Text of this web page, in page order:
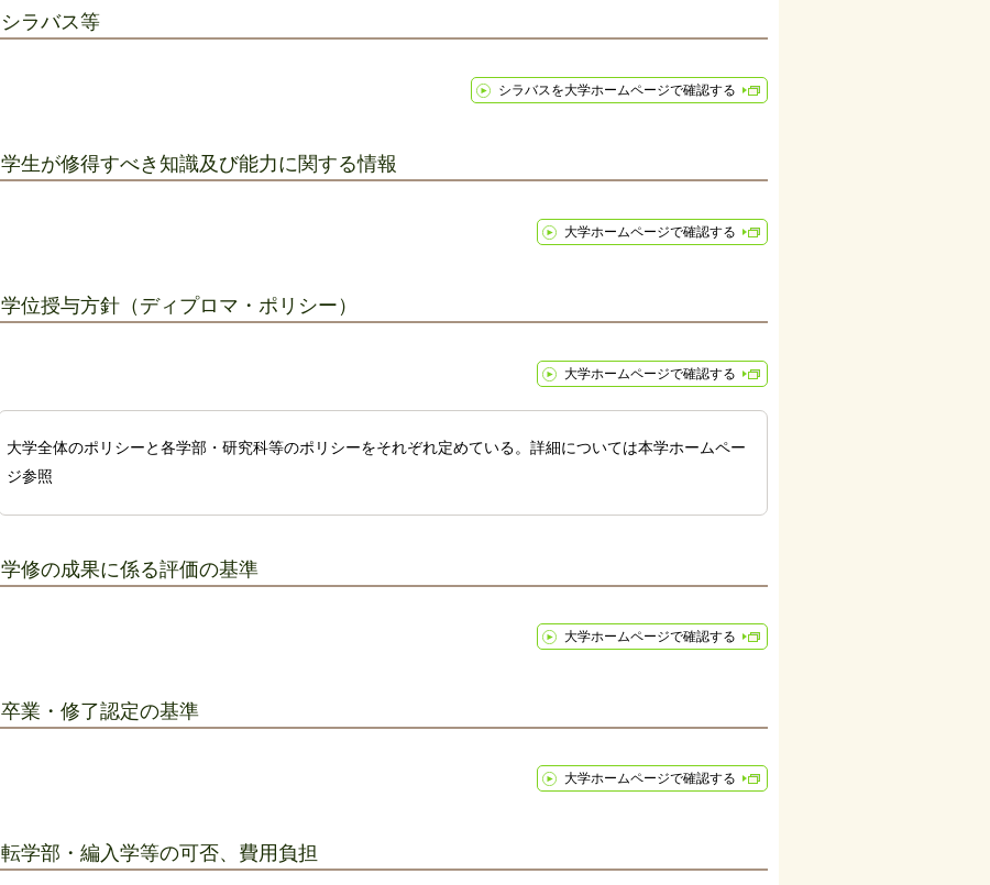
シラバス等
シラバスを大学ホームページで確認する
学生が修得すべき知識及び能力に関する情報
大学ホームページで確認する
学位授与方針（ディプロマ・ポリシー）
大学ホームページで確認する
大学全体のポリシーと各学部・研究科等のポリシーをそれぞれ定めている。詳細については本学ホームペー
ジ参照
学修の成果に係る評価の基準
大学ホームページで確認する
卒業・修了認定の基準
大学ホームページで確認する
転学部・編入学等の可否、費用負担